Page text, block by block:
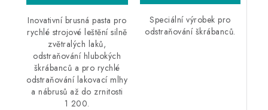
Inovativní brusná pasta pro
rychlé strojové leštění silně
zvětralých laků,
odstraňování hlubokých
škrábanců a pro rychlé
odstraňování lakovací mlhy
a nábrusů až do zrnitosti
1 200.
Speciální výrobek pro
odstraňování škrábanců.